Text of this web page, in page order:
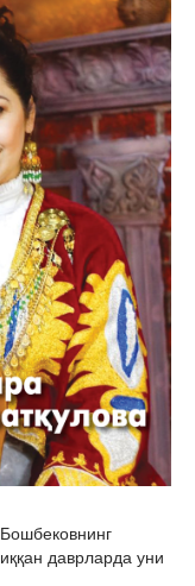
даврларда уни